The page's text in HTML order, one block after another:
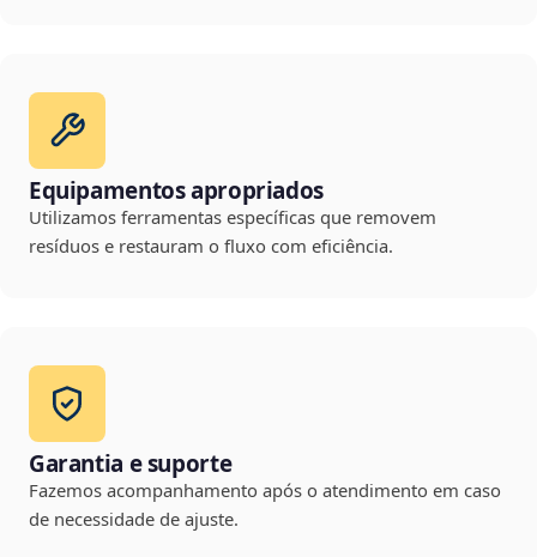
Equipamentos apropriados
Utilizamos ferramentas específicas que removem
resíduos e restauram o fluxo com eficiência.
Garantia e suporte
Fazemos acompanhamento após o atendimento em caso
de necessidade de ajuste.